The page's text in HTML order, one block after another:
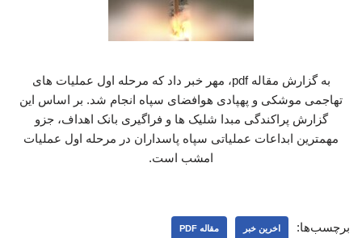
به گزارش مقاله pdf، مهر خبر داد که مرحله اول عملیات های
تهاجمی موشکی و پهپادی هوافضای سپاه انجام شد. بر اساس این
گزارش پراکندگی مبدا شلیک ها و فراگیری بانک اهداف، جزو
مهمترین ابداعات عملیاتی سپاه پاسداران در مرحله اول عملیات
امشب است.
برچسب‌ها: اخرین خبر مقاله PDF